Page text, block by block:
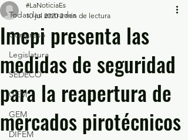
Todas las entradas
Congreso
Legislatura
SEDECO
GEM
GEM
DIFEM
Imepi presenta las
medidas de seguridad
para la reapertura de
mercados pirotécnicos
#LaNoticiaEs
10 jul 2020 2 min de lectura